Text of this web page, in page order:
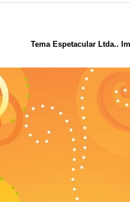
Tema Espetacular Ltda..